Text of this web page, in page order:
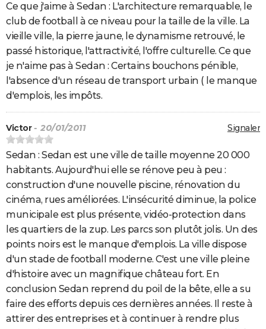
Ce que j'aime à Sedan : L'architecture remarquable, le
club de football à ce niveau pour la taille de la ville. La
vieille ville, la pierre jaune, le dynamisme retrouvé, le
passé historique, l'attractivité, l'offre culturelle. Ce que
je n'aime pas à Sedan : Certains bouchons pénible,
l'absence d'un réseau de transport urbain ( le manque
d'emplois, les impôts.
Signaler
Victor- 20/01/2011
Sedan : Sedan est une ville de taille moyenne 20 000
habitants. Aujourd'hui elle se rénove peu à peu :
construction d'une nouvelle piscine, rénovation du
cinéma, rues améliorées. L'insécurité diminue, la police
municipale est plus présente, vidéo-protection dans
les quartiers de la zup. Les parcs son plutôt jolis. Un des
points noirs est le manque d'emplois. La ville dispose
d'un stade de football moderne. C'est une ville pleine
d'histoire avec un magnifique château fort. En
conclusion Sedan reprend du poil de la bête, elle a su
faire des efforts depuis ces dernières années. Il reste à
attirer des entreprises et à continuer à rendre plus